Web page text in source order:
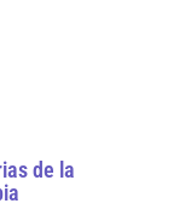
de la